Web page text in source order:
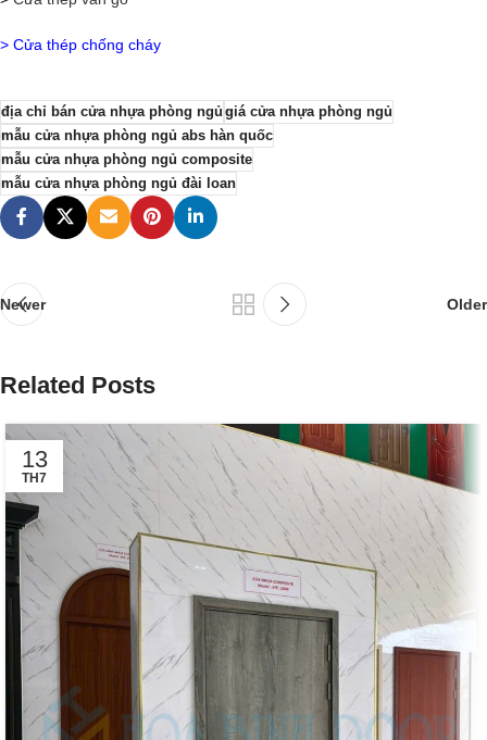
> Cửa thép chống cháy
địa chỉ bán cửa nhựa phòng ngủ giá cửa nhựa phòng ngủ
mẫu cửa nhựa phòng ngủ abs hàn quốc
mẫu cửa nhựa phòng ngủ composite
mẫu cửa nhựa phòng ngủ đài loan
Newer Older
Related Posts
13
TH7